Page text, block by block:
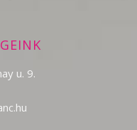
u. 9.